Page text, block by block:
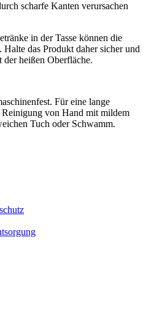
scharfe Kanten verursachen
in der Tasse können die
das Produkt daher sicher und
heißen Oberfläche.
Für eine lange
von Hand mit mildem
Tuch oder Schwamm.